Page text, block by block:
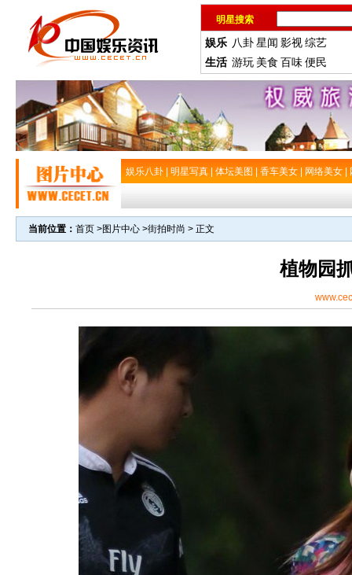
明星搜索
娱乐 八卦星闻 影视综艺
生活 游玩 美食 百味便民
娱乐八卦 明星写真 体坛美图 香车美女 网络美女
当前位置： 首页 >图片中心 >街拍时尚 > 正文
植物园